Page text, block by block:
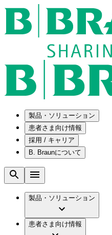
製品・ソリューション
ソリューション
メンテナン
国内の修理
手術器具の
患者さま向け情報
腰椎椎間板
水頭症につ
慢性創傷の
採用 / キャリア
ビー・ブラ
ビー・ブラ
会社概要
B. Braunについて
ビジョンと
ブランド
製品・ソリューション
患者さま向け情報